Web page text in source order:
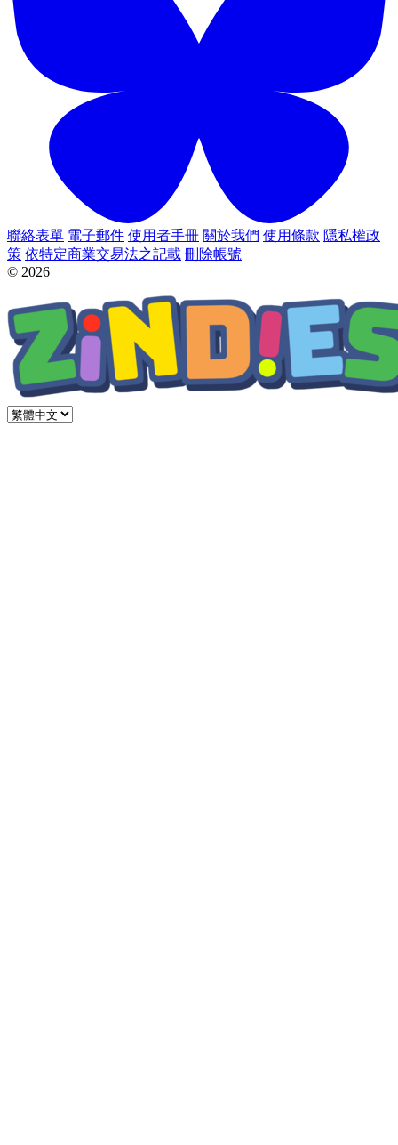
聯絡表單 電子郵件 使用者手冊 關於我們 使用條款 隱私權政
策 依特定商業交易法之記載 刪除帳號
© 2026